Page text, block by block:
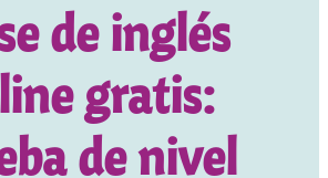
de inglés
gratis:
de nivel